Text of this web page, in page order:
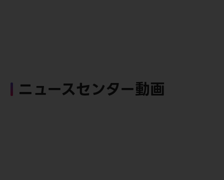
ニュースセンター動画